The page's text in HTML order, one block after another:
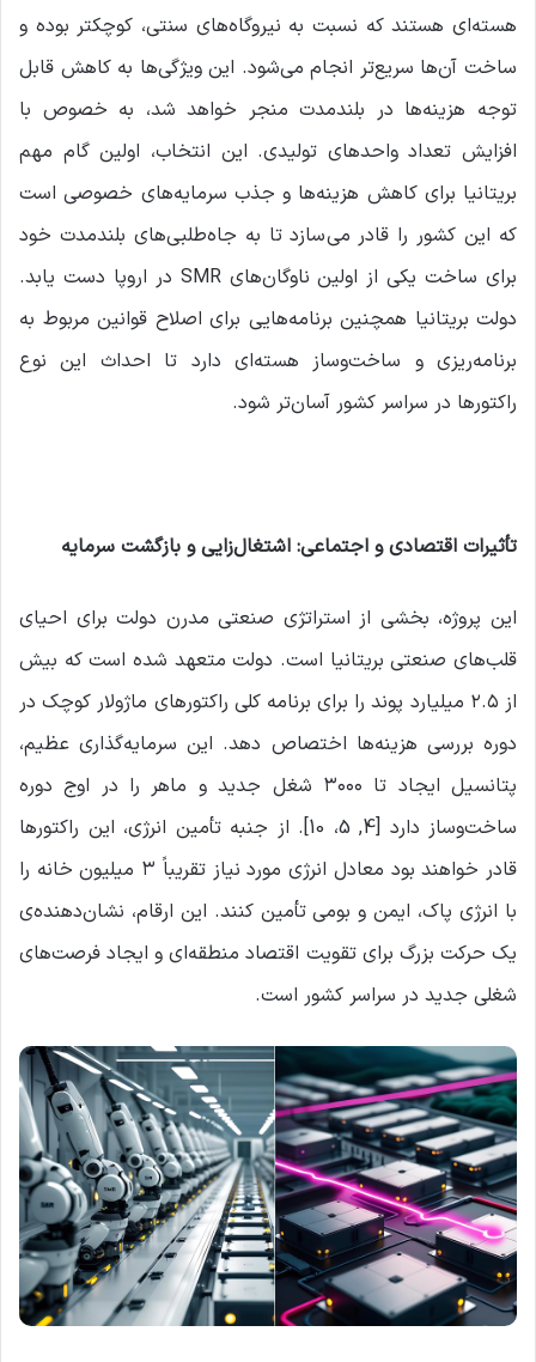
هسته‌ای هستند که نسبت به نیروگاه‌های سنتی، کوچکتر بوده و
ساخت آن‌ها سریع‌تر انجام می‌شود. این ویژگی‌ها به کاهش قابل
توجه هزینه‌ها در بلندمدت منجر خواهد شد، به خصوص با
افزایش تعداد واحدهای تولیدی. این انتخاب، اولین گام مهم
بریتانیا برای کاهش هزینه‌ها و جذب سرمایه‌های خصوصی است
که این کشور را قادر می‌سازد تا به جاه‌طلبی‌های بلندمدت خود
برای ساخت یکی از اولین ناوگان‌های SMR در اروپا دست یابد.
دولت بریتانیا همچنین برنامه‌هایی برای اصلاح قوانین مربوط به
برنامه‌ریزی و ساخت‌وساز هسته‌ای دارد تا احداث این نوع
راکتورها در سراسر کشور آسان‌تر شود.
تأثیرات اقتصادی و اجتماعی: اشتغال‌زایی و بازگشت سرمایه
این پروژه، بخشی از استراتژی صنعتی مدرن دولت برای احیای
قلب‌های صنعتی بریتانیا است. دولت متعهد شده است که بیش
از ۲.۵ میلیارد پوند را برای برنامه کلی راکتورهای ماژولار کوچک در
دوره بررسی هزینه‌ها اختصاص دهد. این سرمایه‌گذاری عظیم،
پتانسیل ایجاد تا ۳۰۰۰ شغل جدید و ماهر را در اوج دوره
ساخت‌وساز دارد [4, 5، 10]. از جنبه تأمین انرژی، این راکتورها
قادر خواهند بود معادل انرژی مورد نیاز تقریباً ۳ میلیون خانه را
با انرژی پاک، ایمن و بومی تأمین کنند. این ارقام، نشان‌دهنده‌ی
یک حرکت بزرگ برای تقویت اقتصاد منطقه‌ای و ایجاد فرصت‌های
شغلی جدید در سراسر کشور است.